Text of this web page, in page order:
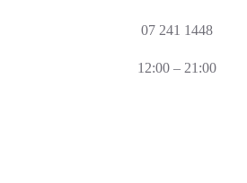
07 241 1448
12:00 – 21:00